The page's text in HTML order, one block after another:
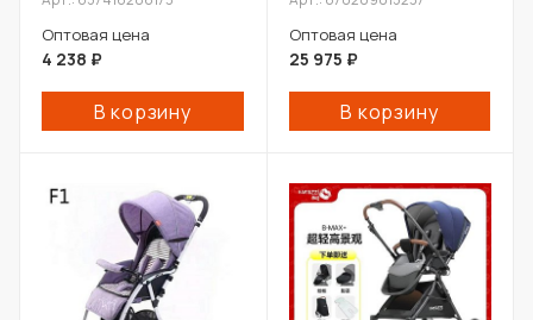
Оптовая цена
4 238 ₽
В корзину
Оптовая цена
25 975 ₽
В корзину